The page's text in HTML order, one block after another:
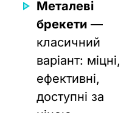
Металеві
брекети —
класичний
варіант: міцні,
ефективні,
доступні за